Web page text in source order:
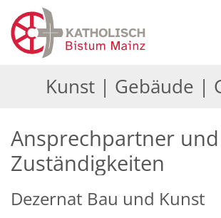
Zum Inhalt springen
Kunst | Gebäude |
Ansprechpartner und
Zuständigkeiten
Dezernat Bau und Kunst